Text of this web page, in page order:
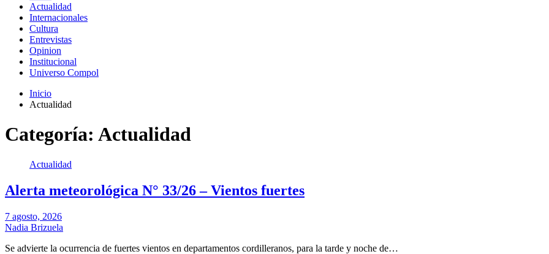
Actualidad
Internacionales
Cultura
Entrevistas
Opinion
Institucional
Universo Compol
Inicio
Actualidad
Categoría: Actualidad
Actualidad
Alerta meteorológica N° 33/26 – Vientos fuertes
7 agosto, 2026
Nadia Brizuela
Se advierte la ocurrencia de fuertes vientos en departamentos cordilleranos, para la tarde y noche de…